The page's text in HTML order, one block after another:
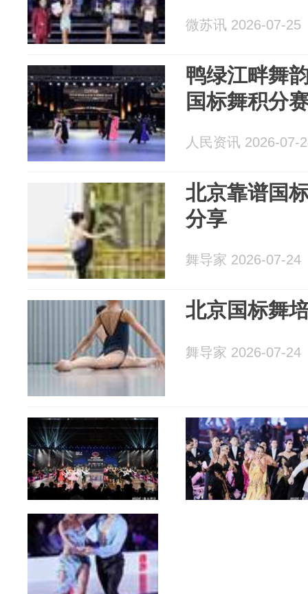
微苏讯 2026-07-25
鸭绿江畔舞
国标舞积分
人民资讯 2026-07-
北京靠谱国
分享
舞导家 2026-07-24
北京国标舞
舞导家 2026-07-24